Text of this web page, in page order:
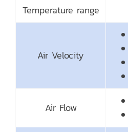
Temperature range
Air Velocity
Air Flow